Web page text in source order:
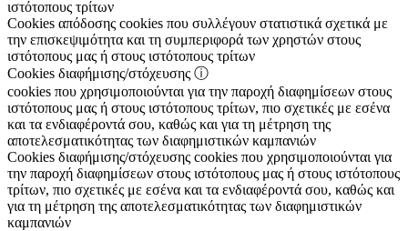
ιστότοπους τρίτων
Cookies απόδοσης cookies που συλλέγουν στατιστικά σχετικά με
την επισκεψιμότητα και τη συμπεριφορά των χρηστών στους
ιστότοπους μας ή στους ιστότοπους τρίτων
Cookies διαφήμισης/στόχευσης ⓘ
cookies που χρησιμοποιούνται για την παροχή διαφημίσεων στους
ιστότοπους μας ή στους ιστότοπους τρίτων, πιο σχετικές με εσένα
και τα ενδιαφέροντά σου, καθώς και για τη μέτρηση της
αποτελεσματικότητας των διαφημιστικών καμπανιών
Cookies διαφήμισης/στόχευσης cookies που χρησιμοποιούνται για
την παροχή διαφημίσεων στους ιστότοπους μας ή στους ιστότοπους
τρίτων, πιο σχετικές με εσένα και τα ενδιαφέροντά σου, καθώς και
για τη μέτρηση της αποτελεσματικότητας των διαφημιστικών
καμπανιών